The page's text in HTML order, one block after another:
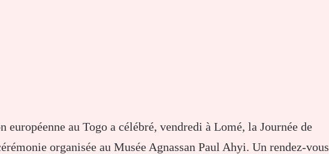
européenne au Togo a célébré, vendredi à Lomé, la Journée de
organisée au Musée Agnassan Paul Ahyi. Un rendez-vous